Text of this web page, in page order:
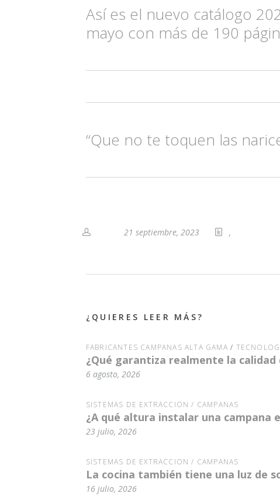
Así es el nuevo catálogo
mayo con más de 190
“Que no te toquen las
21 septiembre, 2023 ,
¿QUIERES LEER MÁS?
FABRICANTES CAMPANAS ALTA GAMA /
¿Qué garantiza realmente la
6 agosto, 2026
SISTEMAS DE EXTRACCIÓN / CAMPANAS
¿A qué altura instalar una campana
23 julio, 2026
SISTEMAS DE EXTRACCIÓN / CAMPANAS
La cocina también tiene una luz de
16 julio, 2026